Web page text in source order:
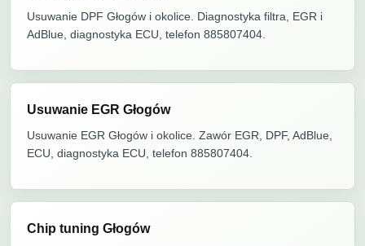
Usuwanie DPF Głogów i okolice. Diagnostyka filtra, EGR i
AdBlue, diagnostyka ECU, telefon 885807404.
Usuwanie EGR Głogów
Usuwanie EGR Głogów i okolice. Zawór EGR, DPF, AdBlue,
ECU, diagnostyka ECU, telefon 885807404.
Chip tuning Głogów